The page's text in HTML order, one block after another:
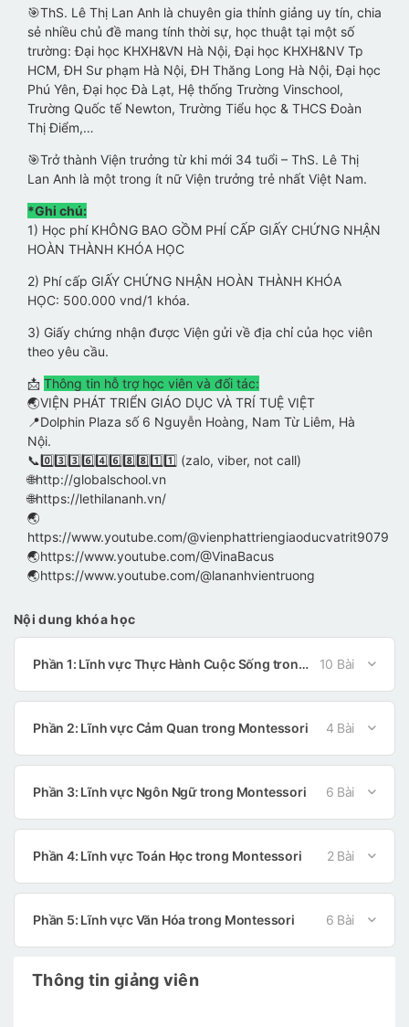
🎯ThS. Lê Thị Lan Anh là chuyên gia thỉnh giảng uy tín, chia
sẻ nhiều chủ đề mang tính thời sự, học thuật tại một số
trường: Đại học KHXH&VN Hà Nội, Đại học KHXH&NV Tp
HCM, ĐH Sư phạm Hà Nội, ĐH Thăng Long Hà Nội, Đại học
Phú Yên, Đại học Đà Lạt, Hệ thống Trường Vinschool,
Trường Quốc tế Newton, Trường Tiểu học & THCS Đoàn
Thị Điểm,…
🎯Trở thành Viện trưởng từ khi mới 34 tuổi – ThS. Lê Thị
Lan Anh là một trong ít nữ Viện trưởng trẻ nhất Việt Nam.
*Ghi chú:
1) Học phí KHÔNG BAO GỒM PHÍ CẤP GIẤY CHỨNG NHẬN
HOÀN THÀNH KHÓA HỌC
2) Phí cấp GIẤY CHỨNG NHẬN HOÀN THÀNH KHÓA
HỌC: 500.000 vnd/1 khóa.
3) Giấy chứng nhận được Viện gửi về địa chỉ của học viên
theo yêu cầu.
📩 Thông tin hỗ trợ học viên và đối tác:
🌏VIỆN PHÁT TRIỂN GIÁO DỤC VÀ TRÍ TUỆ VIỆT
📍Dolphin Plaza số 6 Nguyễn Hoàng, Nam Từ Liêm, Hà
Nội.
📞0️⃣3️⃣3️⃣6️⃣4️⃣6️⃣8️⃣8️⃣1️⃣1️⃣ (zalo, viber, not call)
🌐http://globalschool.vn
🌐https://lethilananh.vn/
🌏
https://www.youtube.com/@vienphattriengiaoducvatrit9079
🌏https://www.youtube.com/@VinaBacus
🌏https://www.youtube.com/@lananhvientruong
Nội dung khóa học
Phần 1: Lĩnh vực Thực Hành Cuộc Sống trong Montessori 10 Bài
Phần 2: Lĩnh vực Cảm Quan trong Montessori 4 Bài
Phần 3: Lĩnh vực Ngôn Ngữ trong Montessori 6 Bài
Phần 4: Lĩnh vực Toán Học trong Montessori 2 Bài
Phần 5: Lĩnh vực Văn Hóa trong Montessori 6 Bài
Thông tin giảng viên